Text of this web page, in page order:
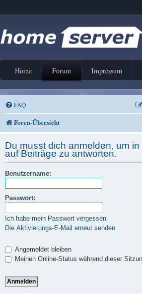
Home Forum Impressum
FAQ
Foren-Übersicht
Du musst dich anmelden, um
auf Beiträge zu antworten.
Benutzername:
Passwort:
Ich habe mein Passwort vergessen
Die Aktivierungs-E-Mail erneut senden
Angemeldet bleiben
Meinen Online-Status während dieser